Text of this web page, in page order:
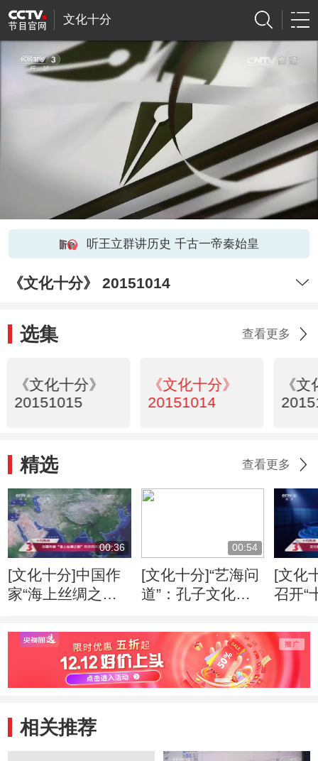
文化十分
听王立群讲历史 千古一帝秦始皇
《文化十分》 20151014
选集 查看更多
《文化十分》
20151015
《文化十分》
20151014
《
精选 查看更多
00:36
[文化十分]中国作
家“海上丝绸之
开启
00:54
[文化十分]“艺海问
道”：孔子文化形
[文化
召开“
相关推荐